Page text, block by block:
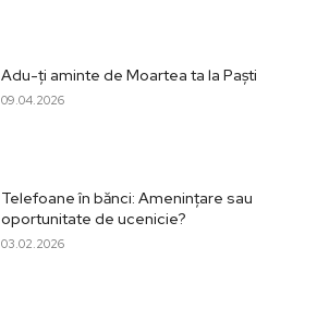
Adu-ți aminte de Moartea ta la Paști
09.04.2026
Telefoane în bănci: Amenințare sau
oportunitate de ucenicie?
03.02.2026